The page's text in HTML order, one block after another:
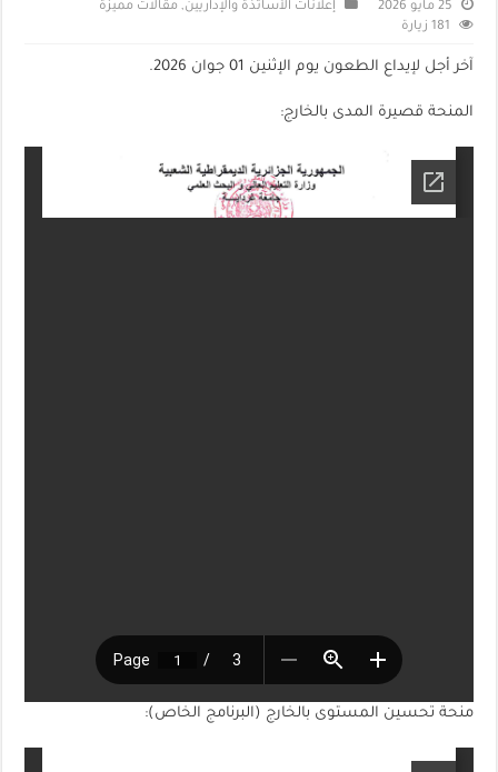
25 مايو 2026 إعلانات الأساتذة والإداريين, مقالات مميزة
181 زيارة
آخر أجل لإيداع الطعون يوم الإثنين 01 جوان 2026.
المنحة قصيرة المدى بالخارج:
منحة تحسين المستوى بالخارج (البرنامج الخاص):